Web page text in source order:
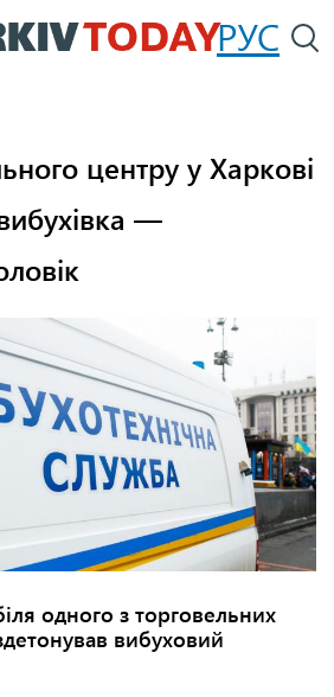
Перейти
до
РУС
центру у Харкові
—
Ілюстративне фото
одного з торговельних
вибуховий